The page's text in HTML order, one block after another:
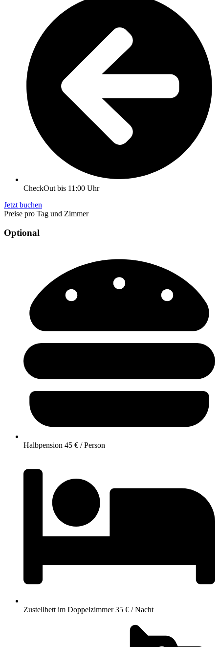
CheckOut bis 11:00 Uhr
Jetzt buchen
Preise pro Tag und Zimmer
Optional
Halbpension 45 € / Person
Zustellbett im Doppelzimmer 35 € / Nacht